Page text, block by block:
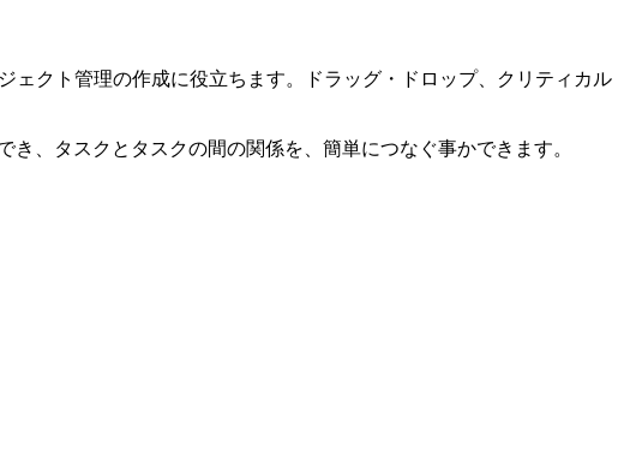
ェクト管理の作成に役立ちます。ドラッグ・ドロップ、クリティカル
、タスクとタスクの間の関係を、簡単につなぐ事かできます。